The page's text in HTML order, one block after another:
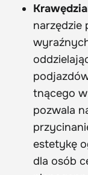
narzędzie
tnącego w
pozwala
estetykę
dla osób